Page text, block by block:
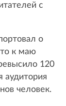
с
о
к маю
120
аудитория
человек.